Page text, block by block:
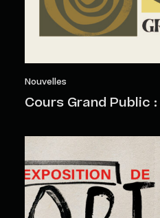
Nouvelles
Cours Grand Public
Objets sensibles